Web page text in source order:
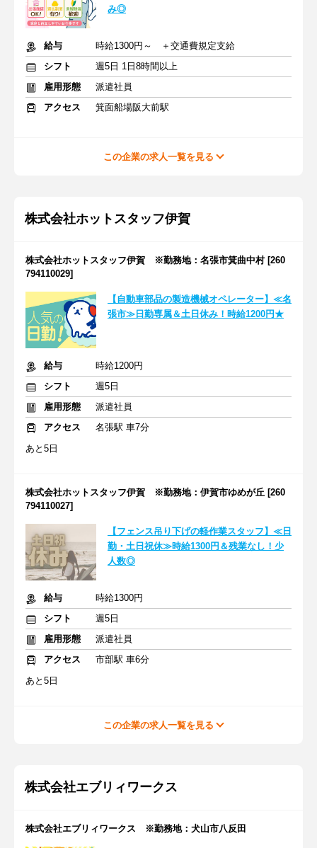
み◎
給与
時給1300円～ ＋交通費規定支給
シフト
週5日 1日8時間以上
雇用形態
派遣社員
アクセス
箕面船場阪大前駅
この企業の求人一覧を見る
株式会社ホットスタッフ伊賀
株式会社ホットスタッフ伊賀 ※勤務地：名張市箕曲中村 [260
794110029]
【自動車部品の製造機械オペレーター】≪名
張市≫日勤専属＆土日休み！時給1200円★
給与
時給1200円
シフト
週5日
雇用形態
派遣社員
アクセス
名張駅 車7分
あと5日
株式会社ホットスタッフ伊賀 ※勤務地：伊賀市ゆめが丘 [260
794110027]
【フェンス吊り下げの軽作業スタッフ】≪日
勤・土日祝休≫時給1300円＆残業なし！少
人数◎
給与
時給1300円
シフト
週5日
雇用形態
派遣社員
アクセス
市部駅 車6分
あと5日
この企業の求人一覧を見る
株式会社エブリィワークス
株式会社エブリィワークス ※勤務地：犬山市八反田